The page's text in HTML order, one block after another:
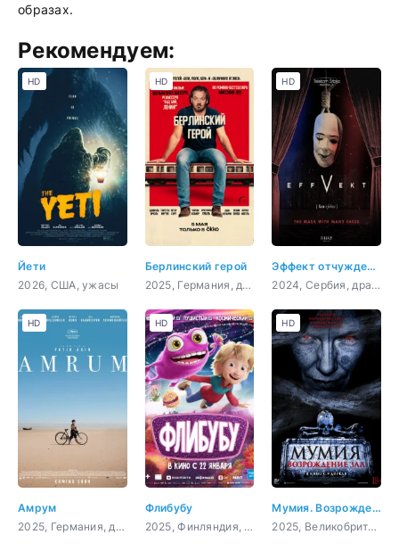
образах.
Рекомендуем:
Йети
2026, США, ужасы
HD
Берлинский герой
2025, Германия, драма, комедия
HD
Эффект отчуждения
2024, Сербия, драма
HD
Амрум
2025, Германия, драма, военный, история
HD
Флибубу
2025, Финляндия, мультфильм, фэнтези, комедия, приключения, семейный
HD
Мумия. Возрождение зла
2025, Великобритания, ужасы
HD